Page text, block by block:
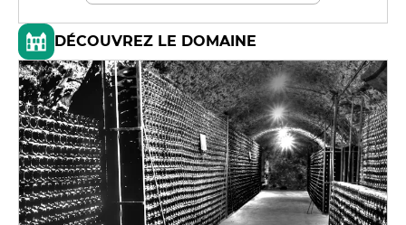
DÉCOUVREZ LE DOMAINE